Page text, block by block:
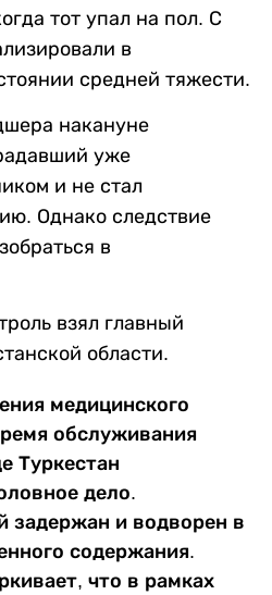
тот упал на пол. С
в
средней тяжести.
накануне
уже
и не стал
Однако следствие
в
взял главный
области.
медицинского
обслуживания
Туркестан
дело.
задержан и водворен в
содержания.
что в рамках